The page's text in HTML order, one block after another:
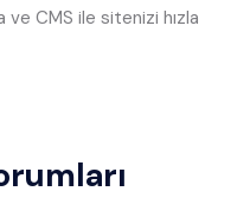
ve CMS ile sitenizi hızla